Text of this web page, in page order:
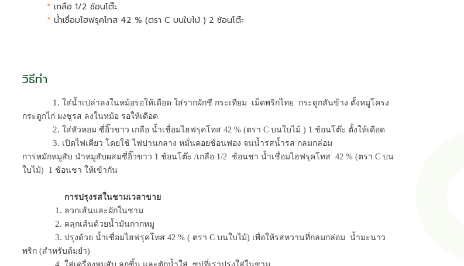
* เกลือ 1/2 ช้อนโต๊ะ
* น้ำเชื่อมไฮฟรุคโทส 42 % (ตรา C บนใบไม้ ) 2 ช้อนโต๊ะ
วิธีทำ
             1.
ใส่น้ำเปล่าลงในหม้อรอให้เดือด ใส่รากผักชี กระเทียม  เม็ดพริกไทย  กระดูกสันข้าง ตั้งหมูโครง
กระดูกไก่ ผงชูรส ลงในหม้อ รอให้เดือด
             2.
ใส่หัวหอม ซี่อิ๊วขาว เกลือ น้ำเชื่อมไฮฟรุคโทส 42 % (ตรา C บนใบไม้ ) 1 ช้อนโต๊ะ ตั้งให้เดือด
             3.
เปิดไฟเคี่ยว โดยใช้ ไฟปานกลาง หมั่นคอยช้อนฟอง จนน้ำรสน้ำรส กลมกล่อม
การหมักหมูสับ นำหมูสับผสมซี่อิ๊วขาว 1 ช้อนโต๊ะ /เกลือ 1/2  ช้อนชา น้ำเชื่อมไฮฟรุคโทส  42 % (ตรา C บน
ใบไม้)  1 ช้อนชา ให้เข้ากัน
การปรุงรสในชามเวลาขาย
              1.
ลวกเส้นและผักในชาม
              2.
คลุกเส้นด้วยน้ำมันกากหมู
              3.
ปรุงด้วย น้ำเชื่อมไฮฟรุคโทส 42 % ( ตรา C บนใบไม้) เพื่อให้รสหวานที่กลมกล่อม  น้ำมะนาว
พริก (สำหรับต้มยำ)